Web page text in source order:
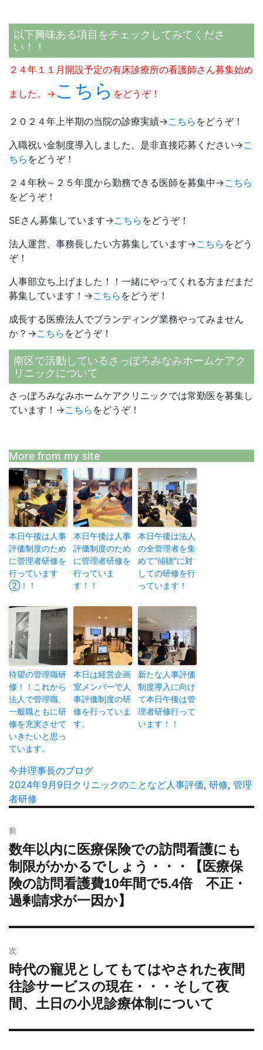
以下興味ある項目をチェックしてみてくださ
い！！
２４年１１月開設予定の有床診療所の看護師さん募集始め
ました。→ こちら をどうぞ！
２０２４年上半期の当院の診療実績→こちら をどうぞ！
入職祝い金制度導入しました。是非直接応募ください→こ
ちら をどうぞ！
２４年秋～２５年度から勤務できる医師を募集中→こちら
をどうぞ！
SEさん募集しています→こちら をどうぞ！
法人運営、事務長したい方募集しています→こちら をどう
ぞ！
人事部立ち上げました！！一緒にやってくれる方まだまだ
募集しています！→こちら をどうぞ！
成長する医療法人でブランディング業務やってみません
か？→こちら をどうぞ！
南区で活動しているさっぽろみなみホームケアク
リニックについて
さっぽろみなみホームケアクリニックでは常勤医を募集し
ています！→こちら をどうぞ！
More from my site
本日午後は人事
評価制度のため
に管理者研修を
行っています
②！！
本日午後は人事
評価制度のため
に管理者研修を
行っていま
す！！
本日午後は法人
の全管理者を集
めて”傾聴”に対
しての研修を行
っています！
待望の管理職研
修！！これから
法人で管理職、
一般職ともに研
修を充実させて
いきたいと思っ
ています。
本日は経営企画
室メンバーで人
事評価制度の研
修を行っていま
す。
新たな人事評価
制度導入に向け
て本日午後は管
理者研修行って
います！！
投
稿
者
今井理事長のブログ
投
稿
2024年9月9日 カ
ー
クリニックのことなどタ
人事評価, 研修, 管理
者研修
稿
ナ
ビ
ゲ
ー
ョ
ン
前
過
去
の
投
稿:
数年以内に医療保険での訪問看護にも
制限がかかるでしょう・・・【医療保
険の訪問看護費10年間で5.4倍 不正・
過剰請求が一因か】
次
次
の
投
稿:
時代の寵児としてもてはやされた夜間
往診サービスの現在・・・そして夜
間、土日の小児診療体制について